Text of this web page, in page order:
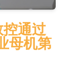
，藥康生物
拉升，貝瑞
清華校友電
十，賽迪顧
控通过
母机第